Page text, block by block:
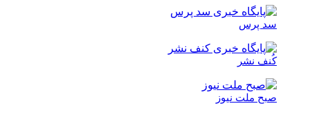
سد پرس
کُنف نشر
صبح ملت نیوز